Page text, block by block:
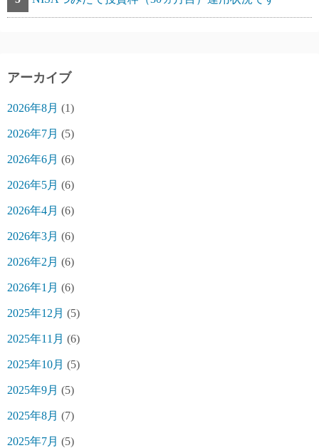
アーカイブ
2026年8月 (1)
2026年7月 (5)
2026年6月 (6)
2026年5月 (6)
2026年4月 (6)
2026年3月 (6)
2026年2月 (6)
2026年1月 (6)
2025年12月 (5)
2025年11月 (6)
2025年10月 (5)
2025年9月 (5)
2025年8月 (7)
2025年7月 (5)